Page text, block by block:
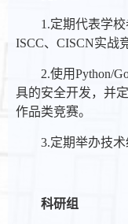
1.定期代表学
ISCC、CISCN实战
2.使用Python/
具的安全开发，并
作品类竞赛。
3.定期举办技
科研组